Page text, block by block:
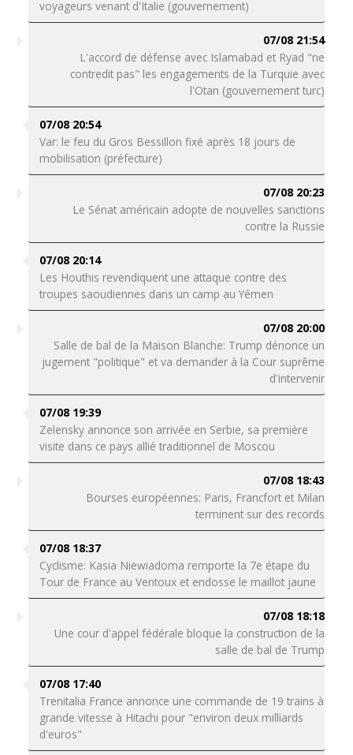
voyageurs venant d'Italie (gouvernement)
07/08 21:54
L'accord de défense avec Islamabad et Ryad "ne
contredit pas" les engagements de la Turquie avec
l'Otan (gouvernement turc)
07/08 20:54
Var: le feu du Gros Bessillon fixé après 18 jours de
mobilisation (préfecture)
07/08 20:23
Le Sénat américain adopte de nouvelles sanctions
contre la Russie
07/08 20:14
Les Houthis revendiquent une attaque contre des
troupes saoudiennes dans un camp au Yémen
07/08 20:00
Salle de bal de la Maison Blanche: Trump dénonce un
jugement "politique" et va demander à la Cour suprême
d'intervenir
07/08 19:39
Zelensky annonce son arrivée en Serbie, sa première
visite dans ce pays allié traditionnel de Moscou
07/08 18:43
Bourses européennes: Paris, Francfort et Milan
terminent sur des records
07/08 18:37
Cyclisme: Kasia Niewiadoma remporte la 7e étape du
Tour de France au Ventoux et endosse le maillot jaune
07/08 18:18
Une cour d'appel fédérale bloque la construction de la
salle de bal de Trump
07/08 17:40
Trenitalia France annonce une commande de 19 trains à
grande vitesse à Hitachi pour "environ deux milliards
d'euros"